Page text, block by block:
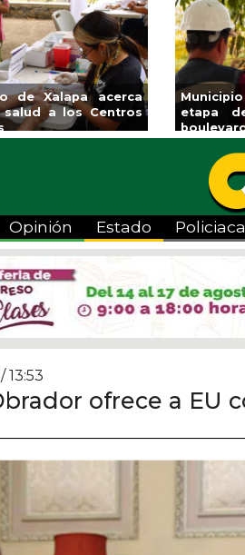
de Xalapa acerca
salud a los Centros
etapa
Opinión Estado Policiaca
13:53
ofrece a EU